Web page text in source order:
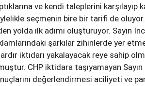
ve kendi taleplerini karşılayıp
seçmenin bire bir tarifi de
yolda ilk adımı oluşturuyor. Sayın
şarkılar zihinlerde yer
iktıdarı yakalayacak reye sahip
CHP iktidara taşıyamayan
değerlendirmesi aciliyeti ve